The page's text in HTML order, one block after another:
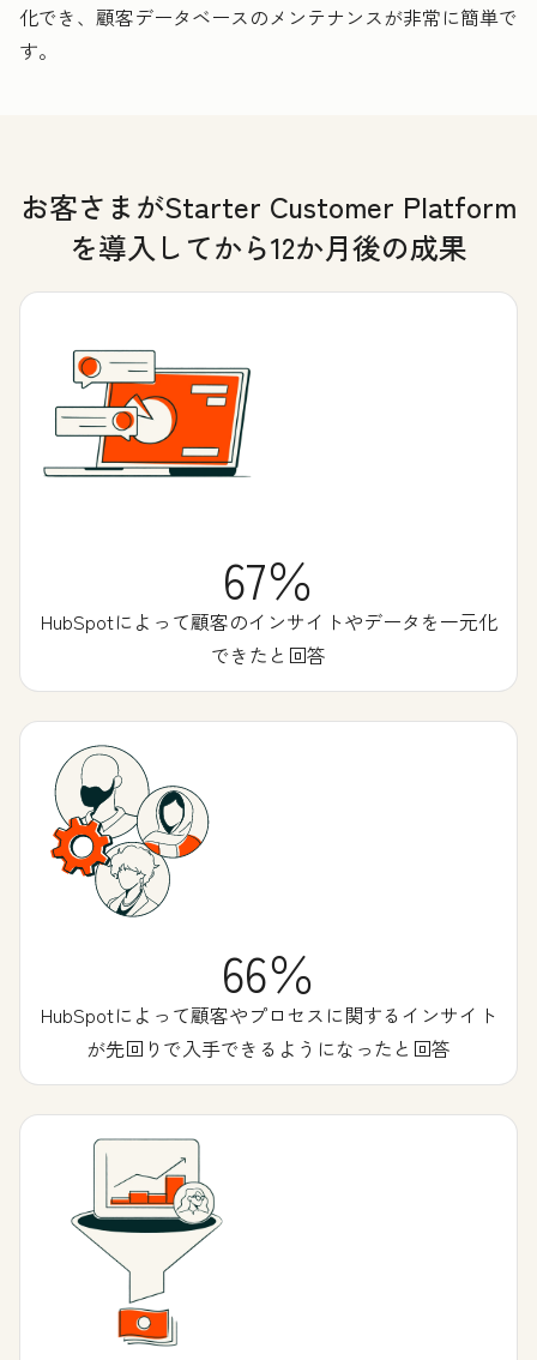
化でき、顧客データベースのメンテナンスが非常に簡単で
す。
お客さまがStarter Customer Platform
を導入してから12か月後の成果
67％
HubSpotによって顧客のインサイトやデータを一元化
できたと回答
66％
HubSpotによって顧客やプロセスに関するインサイト
が先回りで入手できるようになったと回答